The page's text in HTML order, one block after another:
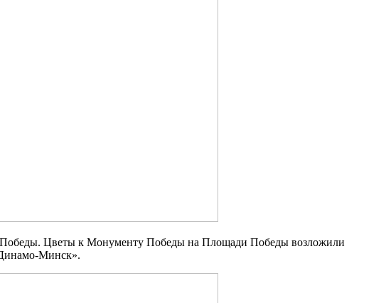
Победы. Цветы к Монументу Победы на Площади Победы возложили